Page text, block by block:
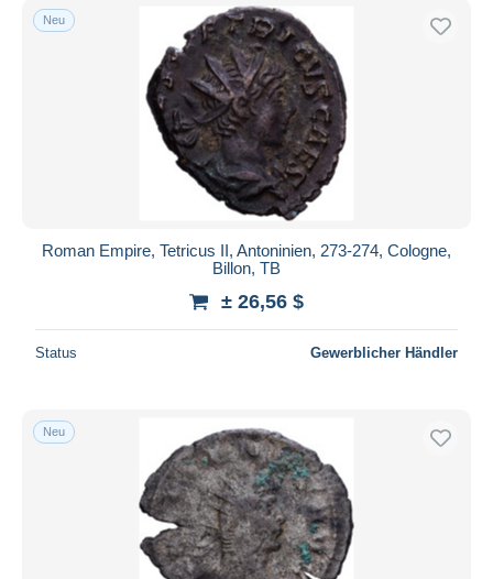
Übernehmen
Neu
Roman Empire, Tetricus II, Antoninien, 273-274, Cologne,
Billon, TB
± 26,56 $
Status Gewerblicher Händler
Neu